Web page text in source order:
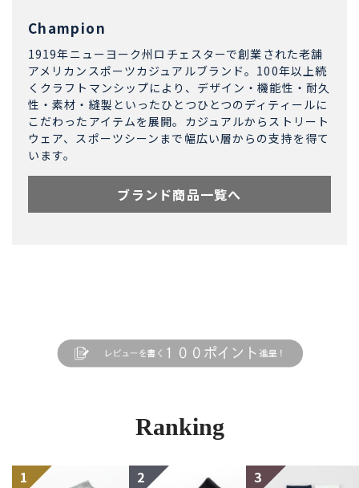
Champion
1919年ニューヨーク州ロチェスターで創業された老舗
アメリカンスポーツカジュアルブランド。100年以上続
くクラフトマンシップにより、デザイン・機能性・耐久
性・素材・縫製といったひとつひとつのディティールに
こだわったアイテムを展開。カジュアルからストリート
ウェア、スポーツシーンまで幅広い層からの支持を得て
います。
ブランド商品一覧へ
Ranking